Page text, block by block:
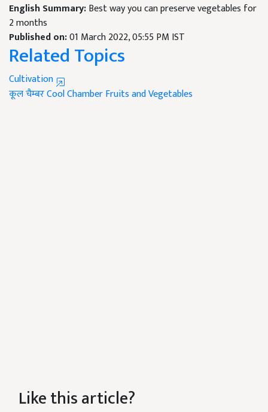
English Summary:Best way you can preserve vegetables for
2 months
Published on:01 March 2022, 05:55 PM IST
Related Topics
Cultivation
कूल चैम्बरCool ChamberFruits and Vegetables
Like this article?